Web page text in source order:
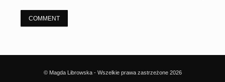
© Magda Librowska - Wszelkie prawa zastrzeżone 2026